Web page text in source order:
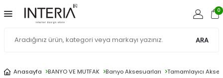
ARA
0
Anasayfa BANYO VE MUTFAK Banyo Aksesuarları Tamamlayıcı